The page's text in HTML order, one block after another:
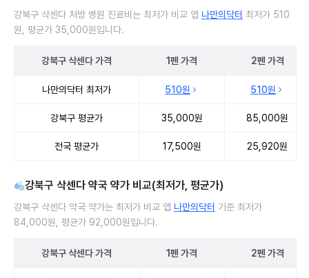
강북구 삭센다 처방 병원 진료비는 최저가 비교 앱 나만의닥터 최저가 510
원, 평균가 35,000원입니다.
강북구 삭센다가격 1펜 가격 2펜 가격
나만의닥터 최저가 510원 510원
강북구 평균가 35,000원 85,000원
전국 평균가 17,500원 25,920원
강북구 삭센다 약국 약가 비교(최저가, 평균가)
강북구 삭센다 약국 약가는 최저가 비교 앱 나만의닥터 기준 최저가
84,000원, 평균가 92,000원입니다.
강북구 삭센다가격 1펜 가격 2펜 가격